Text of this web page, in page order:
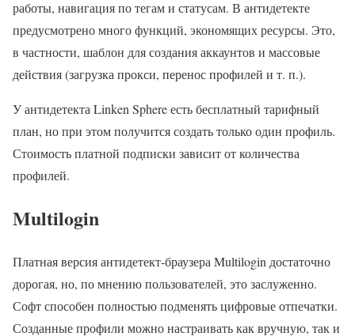
работы, навигация по тегам и статусам. В антидетекте
предусмотрено много функций, экономящих ресурсы. Это,
в частности, шаблон для создания аккаунтов и массовые
действия (загрузка прокси, перенос профилей и т. п.).
У антидетекта Linken Sphere есть бесплатный тарифный
план, но при этом получится создать только один профиль.
Стоимость платной подписки зависит от количества
профилей.
Multilogin
Платная версия антидетект-браузера Multilogin достаточно
дорогая, но, по мнению пользователей, это заслуженно.
Софт способен полностью подменять цифровые отпечатки.
Созданные профили можно настраивать как вручную, так и